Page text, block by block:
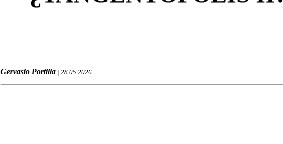
Gervasio Portilla | 28.05.2026